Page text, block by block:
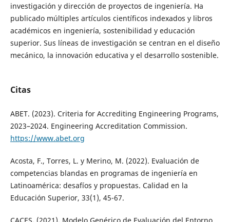
investigación y dirección de proyectos de ingeniería. Ha
publicado múltiples artículos científicos indexados y libros
académicos en ingeniería, sostenibilidad y educación
superior. Sus líneas de investigación se centran en el diseño
mecánico, la innovación educativa y el desarrollo sostenible.
Citas
ABET. (2023). Criteria for Accrediting Engineering Programs,
2023–2024. Engineering Accreditation Commission.
https://www.abet.org
Acosta, F., Torres, L. y Merino, M. (2022). Evaluación de
competencias blandas en programas de ingeniería en
Latinoamérica: desafíos y propuestas. Calidad en la
Educación Superior, 33(1), 45-67.
CACES. (2021). Modelo Genérico de Evaluación del Entorno